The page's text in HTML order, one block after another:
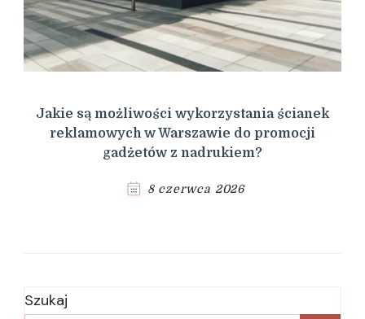
Jakie są możliwości wykorzystania ścianek
reklamowych w Warszawie do promocji
gadżetów z nadrukiem?
8 czerwca 2026
Szukaj